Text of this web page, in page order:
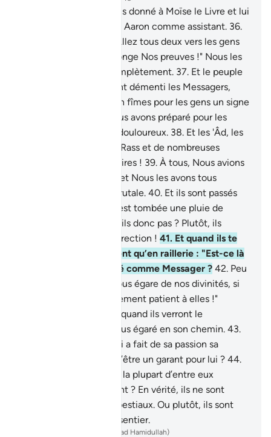
En effet, Nous avons donné à Moïse le Livre et lui
avons assigné son frère Aaron comme assistant. 36.
Puis Nous avons dit : "Allez tous deux vers les gens
qui ont traité de mensonge Nos preuves !" Nous les
avons alors détruits complètement. 37. Et le peuple
de Noé, quand ils eurent démenti les Messagers,
Nous les noyâmes et en fîmes pour les gens un signe
d’avertissement. Et Nous avons préparé pour les
injustes un châtiment douloureux. 38. Et les 'Âd, les
Thamûd, les gens d’Ar-Rass et de nombreuses
générations intermédiaires ! 39. À tous, Nous avions
proposé des paraboles et Nous les avons tous
anéantis d’une façon brutale. 40. Et ils sont passés
par la cité sur laquelle est tombée une pluie de
malheurs. Ne la voient-ils donc pas ? Plutôt, ils
n’espèrent pas de résurrection ! 41. Et quand ils te
voient, ils ne te prennent qu’en raillerie : "Est-ce là
celui qu’Allah a envoyé comme Messager ? 42. Peu
s’en est fallu qu’il ne nous égare de nos divinités, si
ce n’était notre attachement patient à elles !"
Cependant, ils sauront quand ils verront le
châtiment, qui est le plus égaré en son chemin. 43.
Ne vois-tu pas celui qui a fait de sa passion sa
divinité ? Est-ce à toi d’être un garant pour lui ? 44.
Ou bien penses-tu que la plupart d’entre eux
entendent ou raisonnent ? En vérité, ils ne sont
comparables qu’à des bestiaux. Ou plutôt, ils sont
plus égarés encore du sentier.
French Translation(Muhammad Hamidullah)